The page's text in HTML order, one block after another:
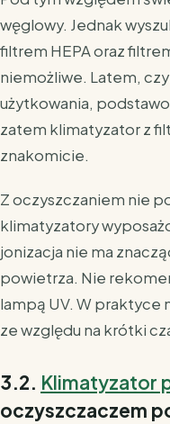
węglowy. Jednak
filtrem HEPA oraz
niemożliwe. Latem,
użytkowania,
zatem klimatyzator z
znakomicie.
Z oczyszczaniem nie
klimatyzatory
jonizacja nie ma
powietrza. Nie
lampą UV. W praktyce
ze względu na krótki
3.2. Klimatyzator
oczyszczaczem